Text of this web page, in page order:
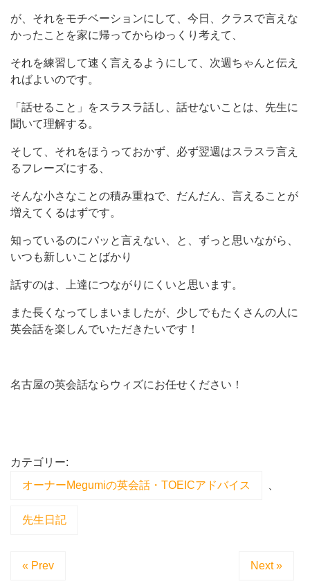
が、それをモチベーションにして、今日、クラスで言えな
かったことを家に帰ってからゆっくり考えて、
それを練習して速く言えるようにして、次週ちゃんと伝え
ればよいのです。
「話せること」をスラスラ話し、話せないことは、先生に
聞いて理解する。
そして、それをほうっておかず、必ず翌週はスラスラ言え
るフレーズにする、
そんな小さなことの積み重ねで、だんだん、言えることが
増えてくるはずです。
知っているのにパッと言えない、と、ずっと思いながら、
いつも新しいことばかり
話すのは、上達につながりにくいと思います。
また長くなってしまいましたが、少しでもたくさんの人に
英会話を楽しんでいただきたいです！
名古屋の英会話ならウィズにお任せください！
カテゴリー:
オーナーMegumiの英会話・TOEICアドバイス
先生日記
« Prev Next »